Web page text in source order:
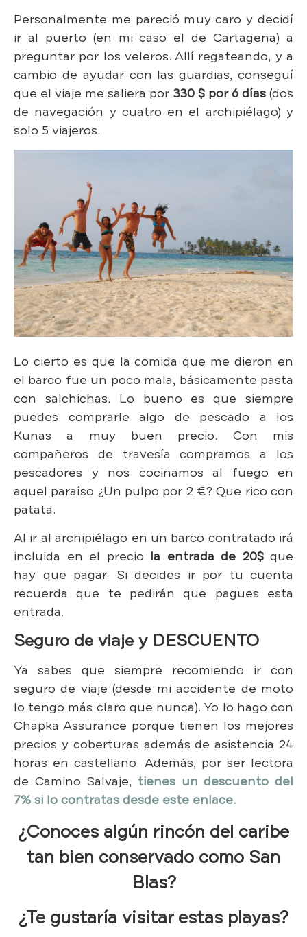
Personalmente me pareció muy caro y decidí
ir al puerto (en mi caso el de Cartagena) a
preguntar por los veleros. Allí regateando, y a
cambio de ayudar con las guardias, conseguí
que el viaje me saliera por 330 $ por 6 días(dos
de navegación y cuatro en el archipiélago) y
solo 5 viajeros.
Lo cierto es que la comida que me dieron en
el barco fue un poco mala, básicamente pasta
con salchichas. Lo bueno es que siempre
puedes comprarle algo de pescado a los
Kunas a muy buen precio. Con mis
compañeros de travesía compramos a los
pescadores y nos cocinamos al fuego en
aquel paraíso ¿Un pulpo por 2 €? Que rico con
patata.
Al ir al archipiélago en un barco contratado irá
incluida en el precio la entrada de 20$que
hay que pagar. Si decides ir por tu cuenta
recuerda que te pedirán que pagues esta
entrada.
Seguro de viaje y DESCUENTO
Ya sabes que siempre recomiendo ir con
seguro de viaje (desde mi accidente de moto
lo tengo más claro que nunca). Yo lo hago con
Chapka Assurance porque tienen los mejores
precios y coberturas además de asistencia 24
horas en castellano. Además, por ser lectora
de Camino Salvaje, tienes un descuento del
7% si lo contratas desde este enlace.
¿Conoces algún rincón del caribe
tan bien conservado como San
Blas?
¿Te gustaría visitar estas playas?